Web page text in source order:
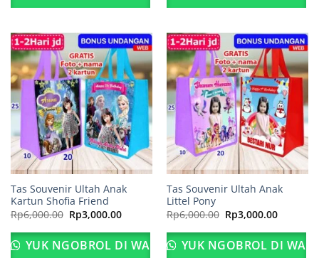
Tas Souvenir Ultah Anak
Kartun Shofia Friend
Rp6,000.00 Harga
aslinya
adalah:
Rp6,000.00.
Rp3,000.00Harga
ini
adalah:
Rp3,000.00.
YUK NGOBROL DI WA
Tas Souvenir Ultah Anak
Littel Pony
Rp6,000.00 Harga
aslinya
adalah:
Rp6,000.00.
Rp3,000.00Harga
ini
adalah:
YUK NGOBROL DI WA